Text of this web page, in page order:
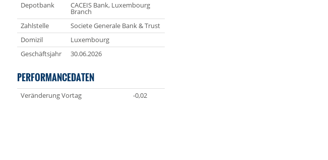
Depotbank
CACEIS Bank, Luxembourg
Branch
Zahlstelle
Societe Generale Bank & Trust
Domizil
Luxembourg
Geschäftsjahr
30.06.2026
PERFORMANCEDATEN
Veränderung Vortag -0,02